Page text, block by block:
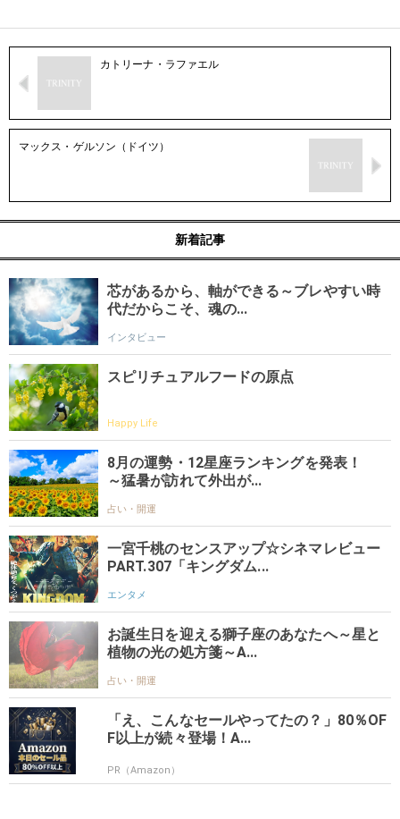
カトリーナ・ラファエル
マックス・ゲルソン（ドイツ）
新着記事
芯があるから、軸ができる～ブレやすい時
代だからこそ、魂の...
インタビュー
スピリチュアルフードの原点
Happy Life
8月の運勢・12星座ランキングを発表！
～猛暑が訪れて外出が...
占い・開運
一宮千桃のセンスアップ☆シネマレビュー
PART.307「キングダム...
エンタメ
お誕生日を迎える獅子座のあなたへ～星と
植物の光の処方箋～A...
占い・開運
「え、こんなセールやってたの？」80％OF
F以上が続々登場！A...
PR（Amazon）